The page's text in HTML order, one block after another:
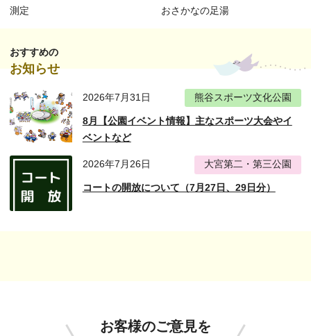
測定
おさかなの足湯
おすすめの
お知らせ
2026年7月31日 熊谷スポーツ文化公園
8月【公園イベント情報】主なスポーツ大会やイ
ベントなど
2026年7月26日 大宮第二・第三公園
コートの開放について（7月27日、29日分）
お客様のご意見を